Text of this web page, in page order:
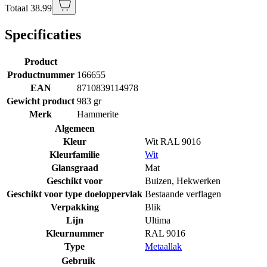
Totaal 38.99
Specificaties
Product
Productnummer 166655
EAN
8710839114978
Gewicht product 983 gr
Merk
Hammerite
Algemeen
Kleur
Wit RAL 9016
Kleurfamilie
Wit
Glansgraad
Mat
Geschikt voor
Buizen, Hekwerken
Geschikt voor type doeloppervlak Bestaande verflagen
Verpakking
Blik
Lijn
Ultima
Kleurnummer
RAL 9016
Type
Metaallak
Gebruik